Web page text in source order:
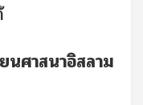
นศาสนาอิสลาม